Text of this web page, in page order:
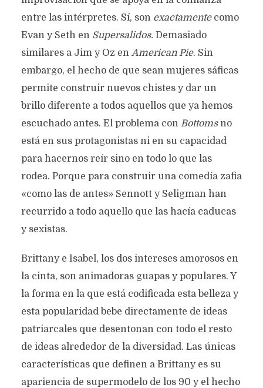
entre las intérpretes. Sí, son exactamentecomo
Evan y Seth en Supersalidos. Demasiado
similares a Jim y Oz en American Pie. Sin
embargo, el hecho de que sean mujeres sáficas
permite construir nuevos chistes y dar un
brillo diferente a todos aquellos que ya hemos
escuchado antes. El problema con Bottomsno
está en sus protagonistas ni en su capacidad
para hacernos reír sino en todo lo que las
rodea. Porque para construir una comedía zafia
«como las de antes» Sennott y Seligman han
recurrido a todo aquello que las hacía caducas
y sexistas.
Brittany e Isabel, los dos intereses amorosos en
la cinta, son animadoras guapas y populares. Y
la forma en la que está codificada esta belleza y
esta popularidad bebe directamente de ideas
patriarcales que desentonan con todo el resto
de ideas alrededor de la diversidad. Las únicas
características que definen a Brittany es su
apariencia de supermodelo de los 90 y el hecho